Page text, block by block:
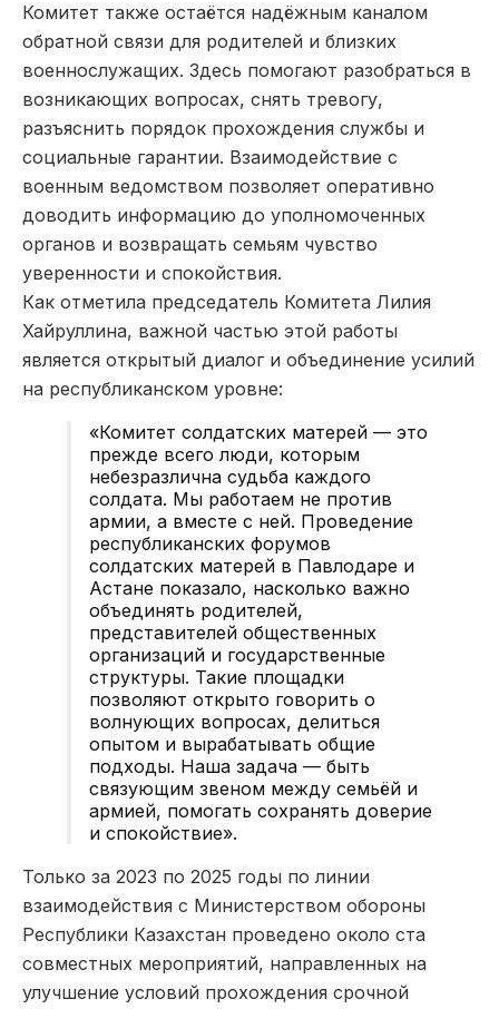
Комитет также остаётся надёжным каналом
обратной связи для родителей и близких
военнослужащих. Здесь помогают разобраться в
возникающих вопросах, снять тревогу,
разъяснить порядок прохождения службы и
социальные гарантии. Взаимодействие с
военным ведомством позволяет оперативно
доводить информацию до уполномоченных
органов и возвращать семьям чувство
уверенности и спокойствия.
Как отметила председатель Комитета Лилия
Хайруллина, важной частью этой работы
является открытый диалог и объединение усилий
на республиканском уровне:
«Комитет солдатских матерей — это
прежде всего люди, которым
небезразлична судьба каждого
солдата. Мы работаем не против
армии, а вместе с ней. Проведение
республиканских форумов
солдатских матерей в Павлодаре и
Астане показало, насколько важно
объединять родителей,
представителей общественных
организаций и государственные
структуры. Такие площадки
позволяют открыто говорить о
волнующих вопросах, делиться
опытом и вырабатывать общие
подходы. Наша задача — быть
связующим звеном между семьёй и
армией, помогать сохранять доверие
и спокойствие».
Только за 2023 по 2025 годы по линии
взаимодействия с Министерством обороны
Республики Казахстан проведено около ста
совместных мероприятий, направленных на
улучшение условий прохождения срочной